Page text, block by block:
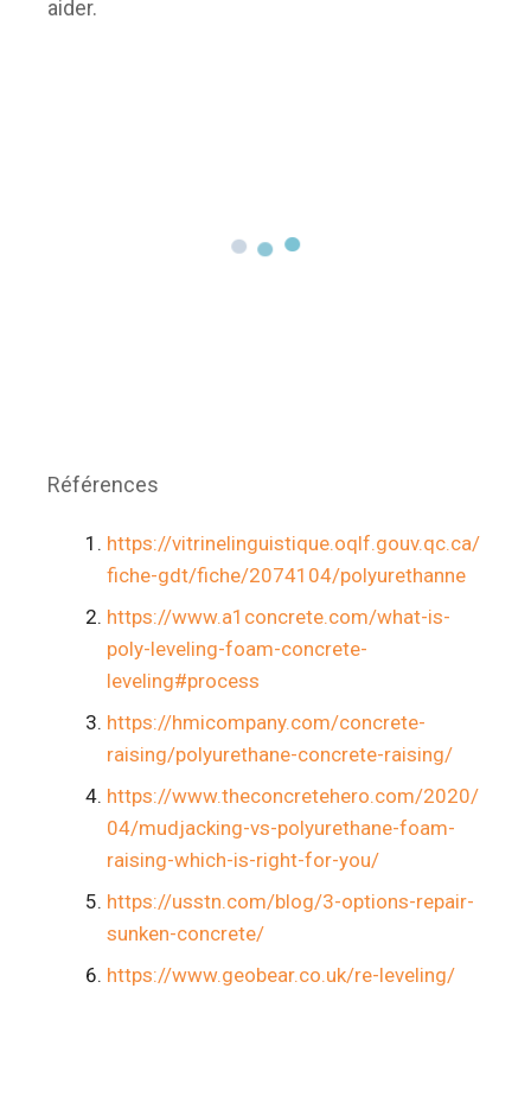
aider.
Références
https://vitrinelinguistique.oqlf.gouv.qc.ca/
fiche-gdt/fiche/2074104/polyurethanne
https://www.a1concrete.com/what-is-
poly-leveling-foam-concrete-
leveling#process
https://hmicompany.com/concrete-
raising/polyurethane-concrete-raising/
https://www.theconcretehero.com/2020/
04/mudjacking-vs-polyurethane-foam-
raising-which-is-right-for-you/
https://usstn.com/blog/3-options-repair-
sunken-concrete/
https://www.geobear.co.uk/re-leveling/